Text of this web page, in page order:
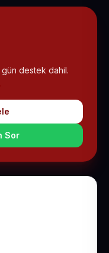
gün destek dahil.
Sor